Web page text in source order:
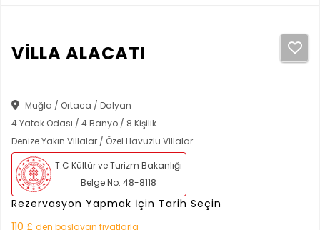
VİLLA ALACATI
Muğla / Ortaca / Dalyan
4 Yatak Odası / 4 Banyo / 8 Kişilik
Denize Yakın Villalar / Özel Havuzlu Villalar
T.C Kültür ve Turizm Bakanlığı
Belge No: 48-8118
Rezervasyon Yapmak İçin Tarih Seçin
110 £ den başlayan fiyatlarla